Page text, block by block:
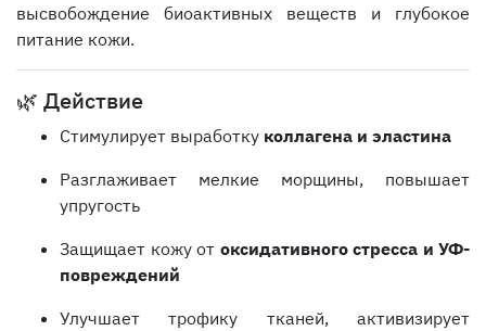
высвобождение биоактивных веществ и глубокое
питание кожи.
🌿 Действие
Стимулирует выработку коллагена и эластина
Разглаживает мелкие морщины, повышает
упругость
Защищает кожу от оксидативного стресса и УФ-
повреждений
Улучшает трофику тканей, активизирует